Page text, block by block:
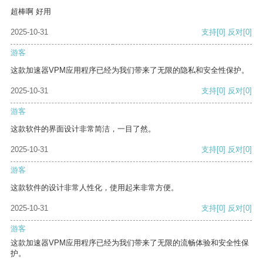
超棒啊 好用
2025-10-31 支持[0] 反对[0]
游客
这款加速器VPM应用程序已经为我们带来了无限的隐私和安全性保护。
2025-10-31 支持[0] 反对[0]
游客
这款软件的界面设计非常简洁，一目了然。
2025-10-31 支持[0] 反对[0]
游客
这款软件的设计非常人性化，使用起来非常方便。
2025-10-31 支持[0] 反对[0]
游客
这款加速器VPM应用程序已经为我们带来了无限的流畅体验和安全性保
护。